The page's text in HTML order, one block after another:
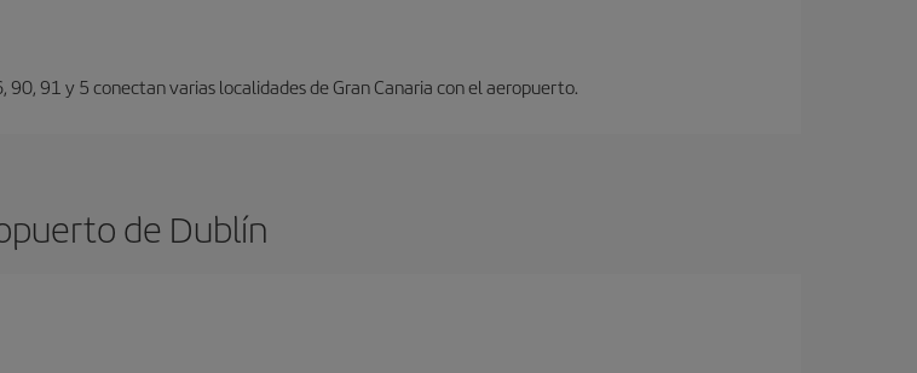
90, 91 y 5 conectan varias localidades de Gran Canaria con el aeropuerto.
de Dublín